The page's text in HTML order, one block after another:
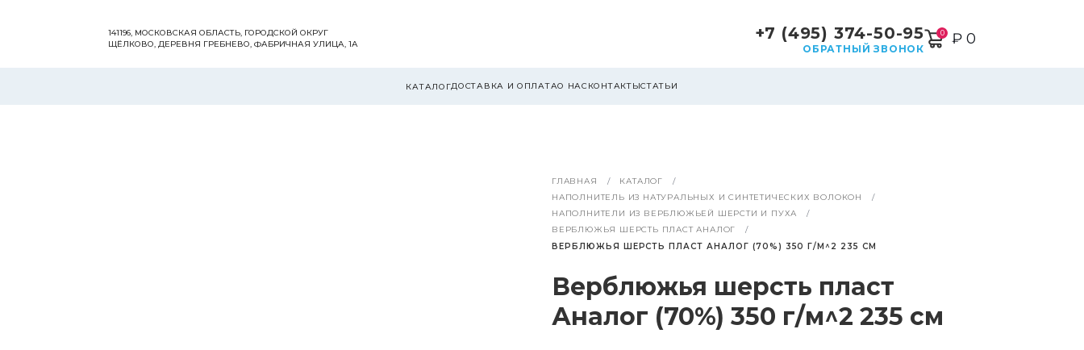
141196, МОСКОВСКАЯ ОБЛАСТЬ, ГОРОДСКОЙ ОКРУГ
ЩЁЛКОВО, ДЕРЕВНЯ ГРЕБНЕВО, ФАБРИЧНАЯ УЛИЦА, 1А
+7 (495) 374-50-95
ОБРАТНЫЙ ЗВОНОК
0 ₽ 0
КАТАЛОГДОСТАВКА И ОПЛАТАО НАС КОНТАКТЫСТАТЬИ
ГЛАВНАЯ
КАТАЛОГ
НАПОЛНИТЕЛЬ ИЗ НАТУРАЛЬНЫХ И СИНТЕТИЧЕСКИХ ВОЛОКОН
НАПОЛНИТЕЛИ ИЗ ВЕРБЛЮЖЬЕЙ ШЕРСТИ И ПУХА
ВЕРБЛЮЖЬЯ ШЕРСТЬ ПЛАСТ АНАЛОГ
ВЕРБЛЮЖЬЯ ШЕРСТЬ ПЛАСТ АНАЛОГ (70%) 350 Г/М^2 235 СМ
Верблюжья шерсть пласт
Аналог (70%) 350 г/м^2 235 см